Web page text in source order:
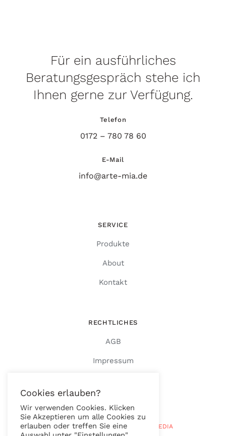
Für ein ausführliches
Beratungsgespräch stehe ich
Ihnen gerne zur Verfügung.
Telefon
0172 – 780 78 60
E-Mail
info@arte-mia.de
SERVICE
Produkte
About
Kontakt
RECHTLICHES
AGB
Impressum
© Copyright 2026 |RAUTENBERG MEDIA
Cookies erlauben?
Wir verwenden Cookies. Klicken
Sie Akzeptieren um alle Cookies zu
erlauben oder treffen Sie eine